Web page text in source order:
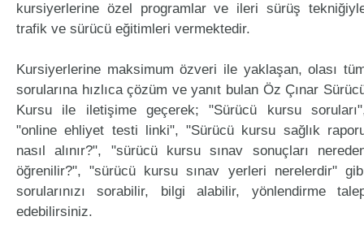
kursiyerlerine özel programlar ve ileri sürüş
trafik ve sürücü eğitimleri vermektedir.
Kursiyerlerine maksimum özveri ile yaklaşan, olası
sorularına hızlıca çözüm ve yanıt bulan Öz Çınar
Kursu ile iletişime geçerek; "Sürücü kursu
"online ehliyet testi linki", "Sürücü kursu sağlık
nasıl alınır?", "sürücü kursu sınav sonuçları
öğrenilir?", "sürücü kursu sınav yerleri nerelerdir"
sorularınızı sorabilir, bilgi alabilir, yönlendirme
edebilirsiniz.